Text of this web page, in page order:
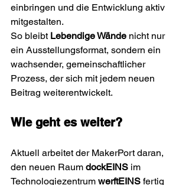
einbringen und die Entwicklung aktiv
mitgestalten.
So bleibt Lebendige Wände nicht nur
ein Ausstellungsformat, sondern ein
wachsender, gemeinschaftlicher
Prozess, der sich mit jedem neuen
Beitrag weiterentwickelt.
Wie geht es weiter?
Aktuell arbeitet der MakerPort daran,
den neuen Raum dockEINS im
Technologiezentrum werftEINS fertig